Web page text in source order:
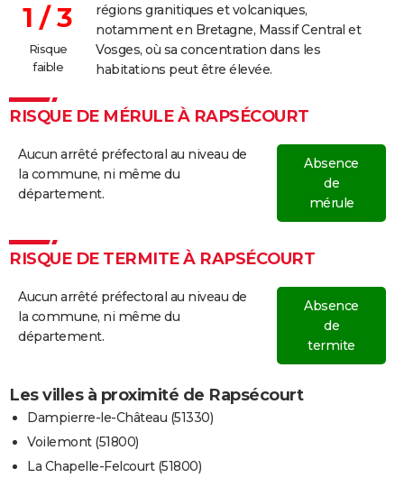
1 / 3
Risque
faible
régions granitiques et volcaniques,
notamment en Bretagne, Massif Central et
Vosges, où sa concentration dans les
habitations peut être élevée.
RISQUE DE MÉRULE À RAPSÉCOURT
Aucun arrêté préfectoral au niveau de
la commune, ni même du
département.
Absence
de
mérule
RISQUE DE TERMITE À RAPSÉCOURT
Aucun arrêté préfectoral au niveau de
la commune, ni même du
département.
Absence
de
termite
Les villes à proximité de Rapsécourt
Dampierre-le-Château (51330)
Voilemont (51800)
La Chapelle-Felcourt (51800)